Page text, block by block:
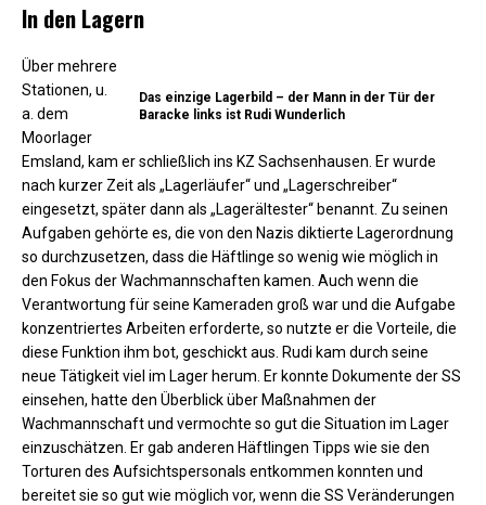
In den Lagern
Das einzige Lagerbild – der Mann in der Tür der
Baracke links ist Rudi Wunderlich
Über mehrere
Stationen, u.
a. dem
Moorlager
Emsland, kam er schließlich ins KZ Sachsenhausen. Er wurde
nach kurzer Zeit als „Lagerläufer“ und „Lagerschreiber“
eingesetzt, später dann als „Lagerältester“ benannt. Zu seinen
Aufgaben gehörte es, die von den Nazis diktierte Lagerordnung
so durchzusetzen, dass die Häftlinge so wenig wie möglich in
den Fokus der Wachmannschaften kamen. Auch wenn die
Verantwortung für seine Kameraden groß war und die Aufgabe
konzentriertes Arbeiten erforderte, so nutzte er die Vorteile, die
diese Funktion ihm bot, geschickt aus. Rudi kam durch seine
neue Tätigkeit viel im Lager herum. Er konnte Dokumente der SS
einsehen, hatte den Überblick über Maßnahmen der
Wachmannschaft und vermochte so gut die Situation im Lager
einzuschätzen. Er gab anderen Häftlingen Tipps wie sie den
Torturen des Aufsichtspersonals entkommen konnten und
bereitet sie so gut wie möglich vor, wenn die SS Veränderungen